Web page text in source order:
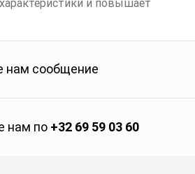
и повышает
нам сообщение
нам по +32 69 59 03 60